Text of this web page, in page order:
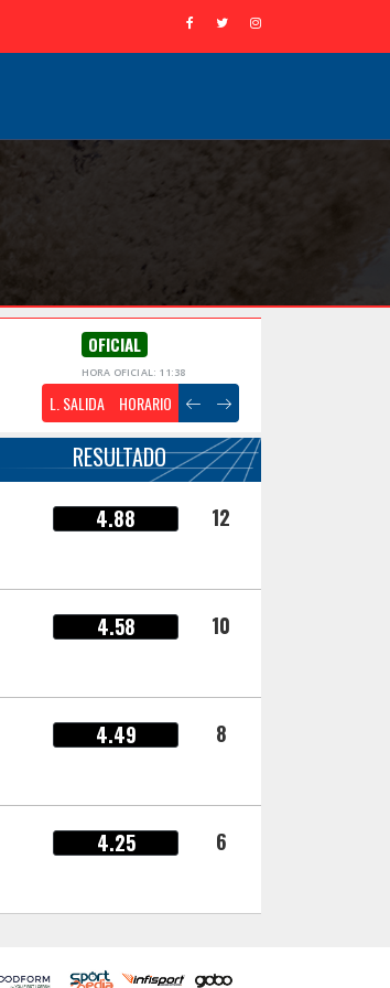
OFICIAL
HORA OFICIAL: 11:38
L. SALIDA HORARIO
RESULTADO
4.88 12
4.58 10
4.49 8
4.25 6